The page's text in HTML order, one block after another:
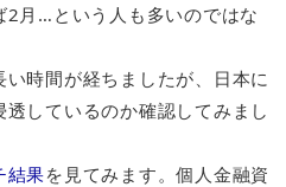
2月…という人も多いのではな
時間が経ちましたが、日本に
しているのか確認してみまし
結果を見てみます。個人金融資